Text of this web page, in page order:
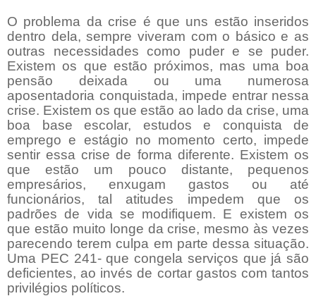
O problema da crise é que uns estão inseridos
dentro dela, sempre viveram com o básico e as
outras necessidades como puder e se puder.
Existem os que estão próximos, mas uma boa
pensão deixada ou uma numerosa
aposentadoria conquistada, impede entrar nessa
crise. Existem os que estão ao lado da crise, uma
boa base escolar, estudos e conquista de
emprego e estágio no momento certo, impede
sentir essa crise de forma diferente. Existem os
que estão um pouco distante, pequenos
empresários, enxugam gastos ou até
funcionários, tal atitudes impedem que os
padrões de vida se modifiquem. E existem os
que estão muito longe da crise, mesmo às vezes
parecendo terem culpa em parte dessa situação.
Uma PEC 241- que congela serviços que já são
deficientes, ao invés de cortar gastos com tantos
privilégios políticos.